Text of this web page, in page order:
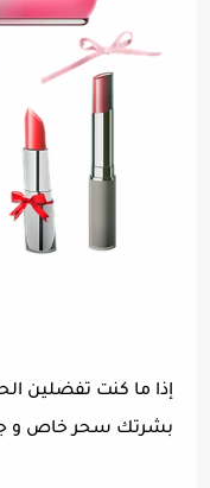
إذا ما كنت تفضلين
بشرتك سحر خاص و